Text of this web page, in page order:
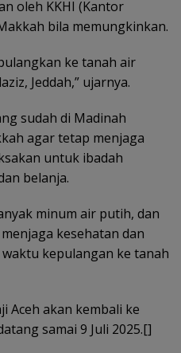
oleh KKHI (Kantor
bila memungkinkan.
ke tanah air
Jeddah,” ujarnya.
sudah di Madinah
agar tetap menjaga
untuk ibadah
belanja.
minum air putih, dan
kesehatan dan
kepulangan ke tanah
Aceh akan kembali ke
samai 9 Juli 2025.[]